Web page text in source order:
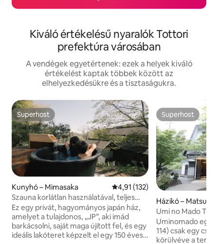
Kiváló értékelésű nyaralók Tottori
prefektúra városában
A vendégek egyetértenek: ezek a helyek kiváló
értékelést kaptak többek között az
elhelyezkedésükre és a tisztaságukra.
Superhost
Superhost
Kunyhó – Mimasaka Átlagos értékelés: 5/4,91, 132
4,91 (132)
Szauna korlátlan használatával, teljes
épület bérlés, régi ház
Ez egy privát, hagyományos japán ház,
amelyet a tulajdonos, „JP”, aki imád
barkácsolni, saját maga újított fel, és egy
ideális lakóteret képzelt el egy 150 éves
Superhost
Superhost
Házikó – Matsue
Umi no Mado Tengerrel és hegyekkel
körülvett,
kiadó házikó
Uminomado egy
114) csak egy
körülvéve a